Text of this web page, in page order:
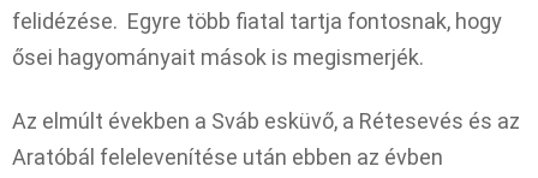
felidézése. Egyre több fiatal tartja fontosnak, hogy
ősei hagyományait mások is megismerjék.
Az elmúlt években a Sváb esküvő, a Rétesevés és az
Aratóbál felelevenítése után ebben az évben